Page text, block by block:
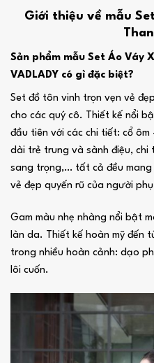
Giới thiệu về mẫu
Sản phẩm mẫu Set Áo Váy
VADLADY có gì đặc biệt?
Set đồ tôn vinh trọn vẹn vẻ
cho các quý cô. Thiết kế nổi
đầu tiên với các chi tiết: cổ
dài trẻ trung và sành điệu, chi
sang trọng,… tất cả đều mang
vẻ đẹp quyến rũ của người
Gam màu nhẹ nhàng nổi bật
làn da. Thiết kế hoàn mỹ đến
trong nhiều hoàn cảnh: dạo
lôi cuốn.